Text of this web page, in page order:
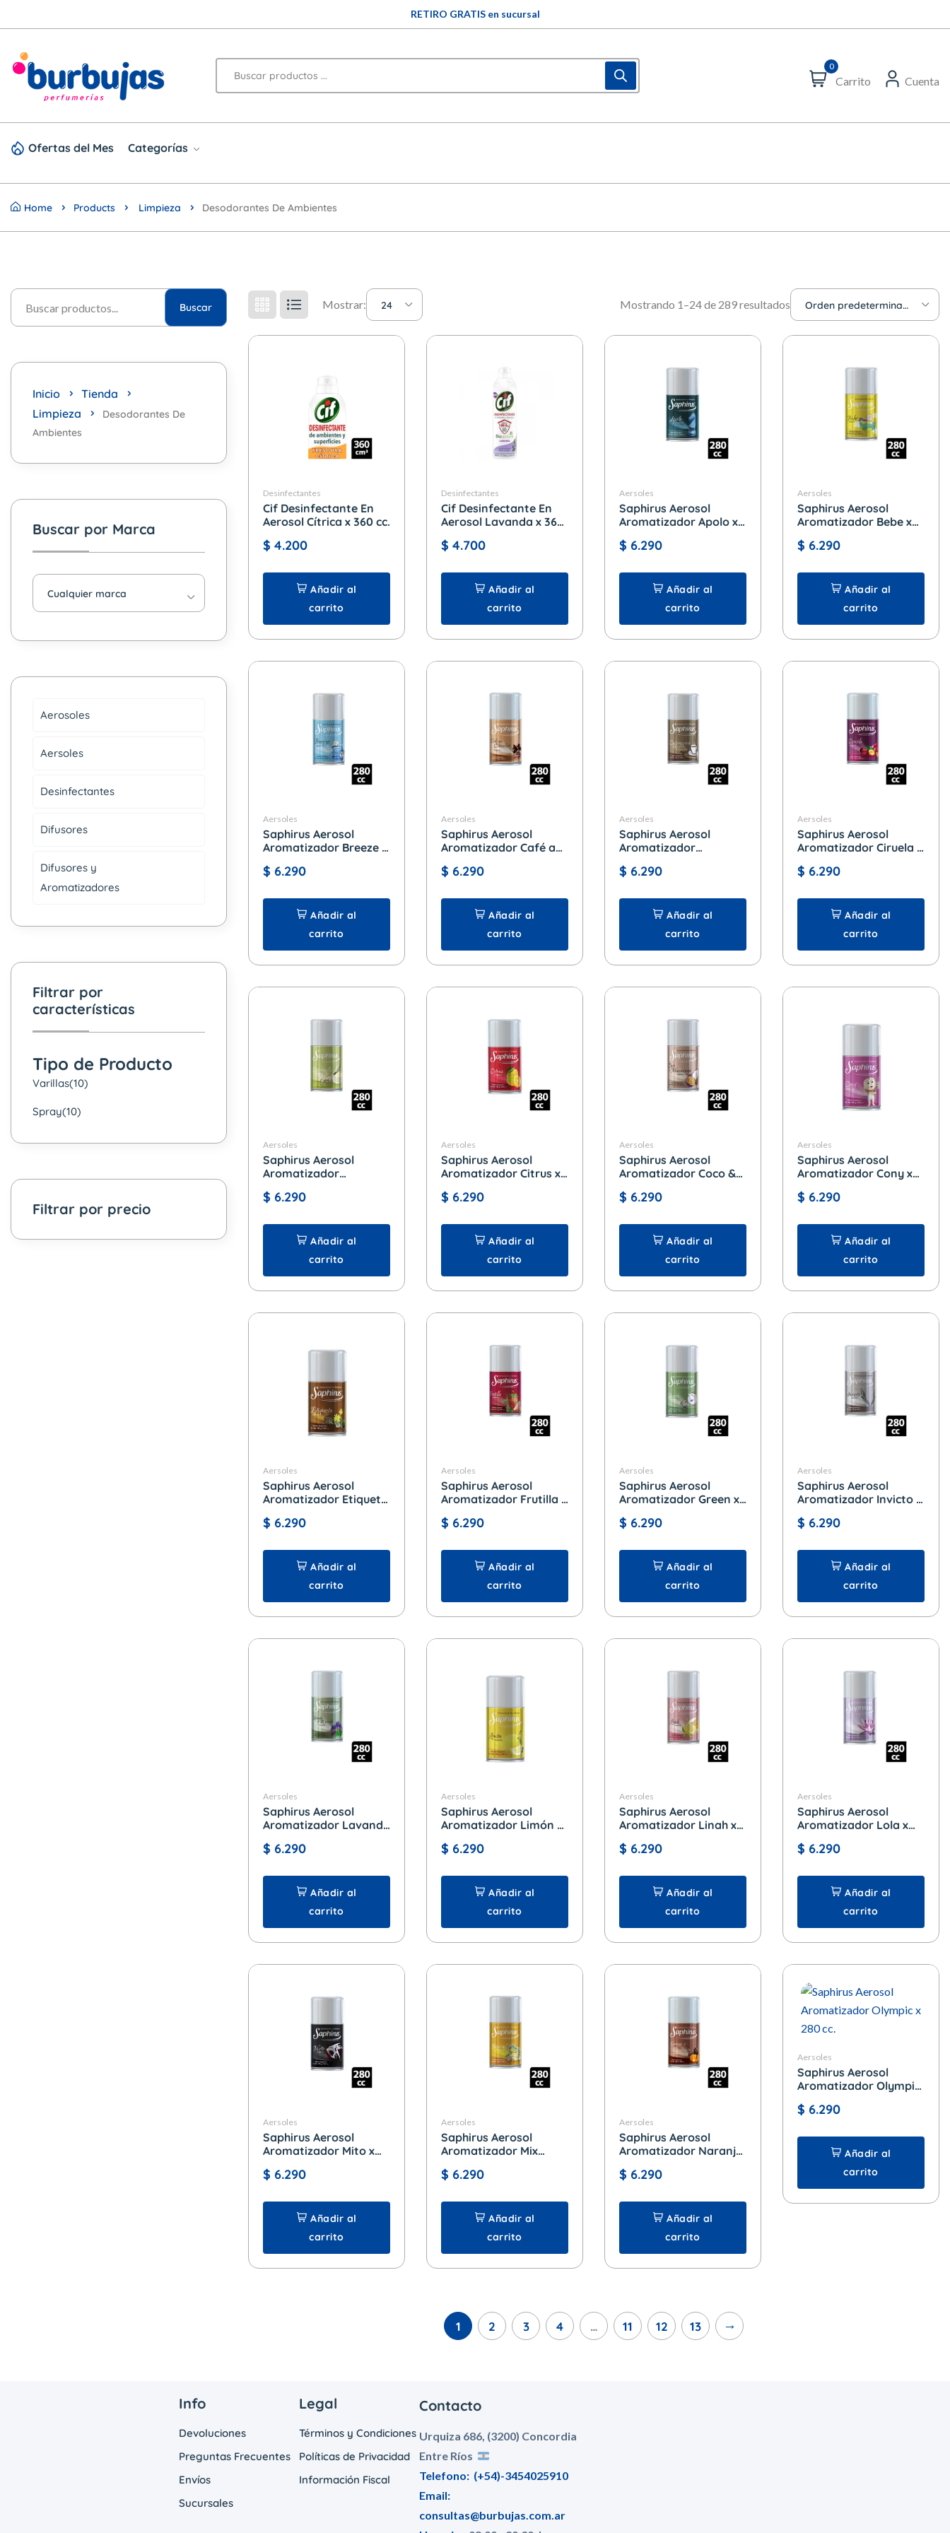
3 y 6 CUOTAS SIN INTERÉS (en compras mayores a $60.000)
RETIRO GRATIS en sucursal
0
Carrito Cuenta
Ofertas del Mes Categorías
Home Products Limpieza Desodorantes De Ambientes
Mostrar: 24 Mostrando 1–24 de 289 resultados Orden predeterminado
Desinfectantes
Cif Desinfectante En
Aerosol Cítrica x 360 cc.
$ 4.200
Añadir al
carrito
Desinfectantes
Cif Desinfectante En
Aerosol Lavanda x 360
$ 4.700
Añadir al
carrito
Aersoles
Saphirus Aerosol
Aromatizador Apolo x
$ 6.290
Añadir al
carrito
Aersoles
Saphirus Aerosol
Aromatizador Bebe x
$ 6.290
Añadir al
carrito
Aersoles
Saphirus Aerosol
Aromatizador Breeze x
$ 6.290
Añadir al
carrito
Aersoles
Saphirus Aerosol
Aromatizador Café au
$ 6.290
Añadir al
carrito
Aersoles
Saphirus Aerosol
Aromatizador
$ 6.290
Añadir al
carrito
Aersoles
Saphirus Aerosol
Aromatizador Ciruela x
$ 6.290
Añadir al
carrito
Aersoles
Saphirus Aerosol
Aromatizador
$ 6.290
Añadir al
carrito
Aersoles
Saphirus Aerosol
Aromatizador Citrus x
$ 6.290
Añadir al
carrito
Aersoles
Saphirus Aerosol
Aromatizador Coco &
$ 6.290
Añadir al
carrito
Aersoles
Saphirus Aerosol
Aromatizador Cony x
$ 6.290
Añadir al
carrito
Aersoles
Saphirus Aerosol
Aromatizador Etiqueta
$ 6.290
Añadir al
carrito
Aersoles
Saphirus Aerosol
Aromatizador Frutilla x
$ 6.290
Añadir al
carrito
Aersoles
Saphirus Aerosol
Aromatizador Green x
$ 6.290
Añadir al
carrito
Aersoles
Saphirus Aerosol
Aromatizador Invicto x
$ 6.290
Añadir al
carrito
Aersoles
Saphirus Aerosol
Aromatizador Lavanda
$ 6.290
Añadir al
carrito
Aersoles
Saphirus Aerosol
Aromatizador Limón x
$ 6.290
Añadir al
carrito
Aersoles
Saphirus Aerosol
Aromatizador Linah x
$ 6.290
Añadir al
carrito
Aersoles
Saphirus Aerosol
Aromatizador Lola x
$ 6.290
Añadir al
carrito
Aersoles
Saphirus Aerosol
Aromatizador Mito x
$ 6.290
Añadir al
carrito
Aersoles
Saphirus Aerosol
Aromatizador Mix
$ 6.290
Añadir al
carrito
Aersoles
Saphirus Aerosol
Aromatizador Naranja
$ 6.290
Añadir al
carrito
Aersoles
Saphirus Aerosol
Aromatizador Olympic
$ 6.290
Añadir al
carrito
1 2 3 4 … 11 12 13 →
Buscar
Inicio
Tienda
Limpieza
Desodorantes De
Ambientes
Buscar por Marca
Cualquier marca
Aerosoles
Aersoles
Desinfectantes
Difusores
Difusores y
Aromatizadores
Filtrar por
características
Tipo de Producto
Varillas(10)
Spray(10)
Filtrar por precio
Info
Devoluciones
Preguntas Frecuentes
Envíos
Sucursales
Legal
Términos y Condiciones
Políticas de Privacidad
Información Fiscal
Contacto
Urquiza 686, (3200) Concordia
Entre Ríos
Telefono: (+54)-3454025910
Email:
consultas@burbujas.com.ar